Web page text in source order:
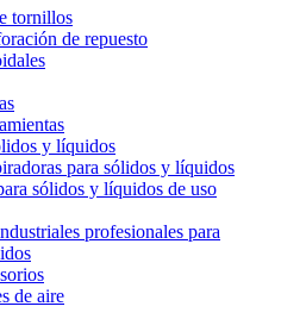
tornillos
de repuesto
y líquidos
para sólidos y líquidos
sólidos y líquidos de uso
profesionales para
de aire